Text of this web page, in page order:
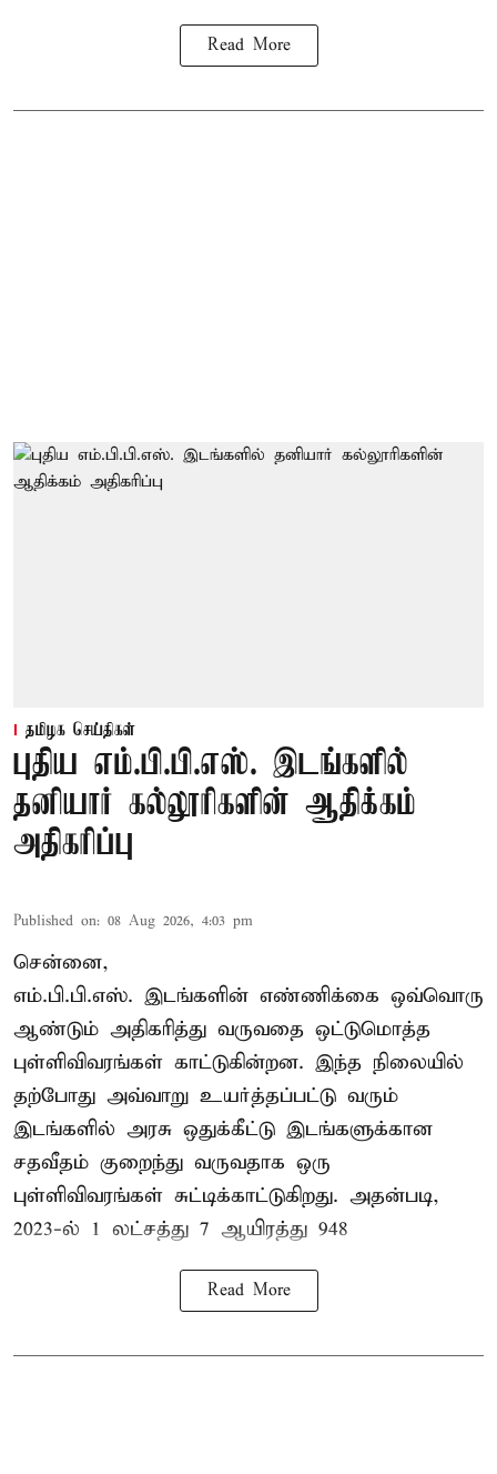
Read More
தமிழக செய்திகள்
புதிய எம்.பி.பி.எஸ். இடங்களில்
தனியார் கல்லூரிகளின் ஆதிக்கம்
அதிகரிப்பு
Published on: 08 Aug 2026, 4:03 pm
சென்னை,
எம்.பி.பி.எஸ். இடங்களின் எண்ணிக்கை ஒவ்வொரு
ஆண்டும் அதிகரித்து வருவதை ஒட்டுமொத்த
புள்ளிவிவரங்கள் காட்டுகின்றன. இந்த நிலையில்
தற்போது அவ்வாறு உயர்த்தப்பட்டு வரும்
இடங்களில் அரசு ஒதுக்கீட்டு இடங்களுக்கான
சதவீதம் குறைந்து வருவதாக ஒரு
புள்ளிவிவரங்கள் சுட்டிக்காட்டுகிறது. அதன்படி,
2023-ல் 1 லட்சத்து 7 ஆயிரத்து 948
Read More